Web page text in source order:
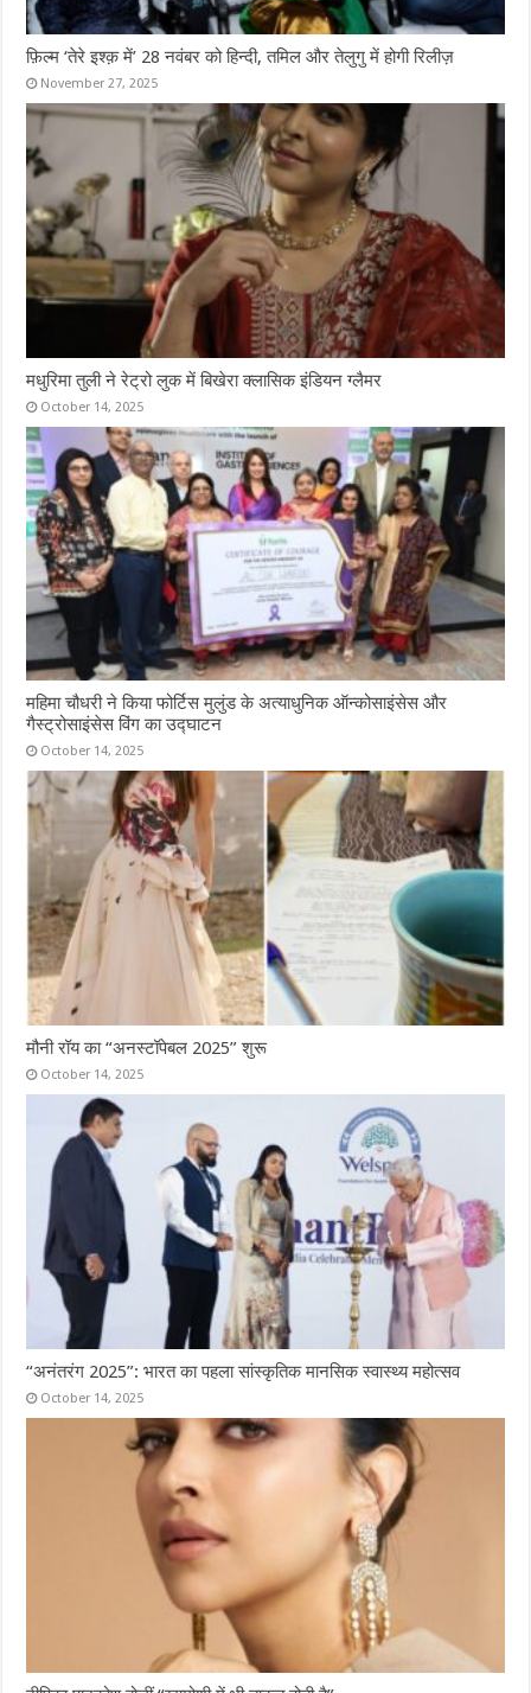
फ़िल्म ‘तेरे इश्क़ में’ 28 नवंबर को हिन्दी, तमिल और तेलुगु में होगी रिलीज़
November 27, 2025
मधुरिमा तुली ने रेट्रो लुक में बिखेरा क्लासिक इंडियन ग्लैमर
October 14, 2025
महिमा चौधरी ने किया फोर्टिस मुलुंड के अत्याधुनिक ऑन्कोसाइंसेस और
गैस्ट्रोसाइंसेस विंग का उद्घाटन
October 14, 2025
मौनी रॉय का “अनस्टॉपेबल 2025” शुरू
October 14, 2025
“अनंतरंग 2025”: भारत का पहला सांस्कृतिक मानसिक स्वास्थ्य महोत्सव
October 14, 2025